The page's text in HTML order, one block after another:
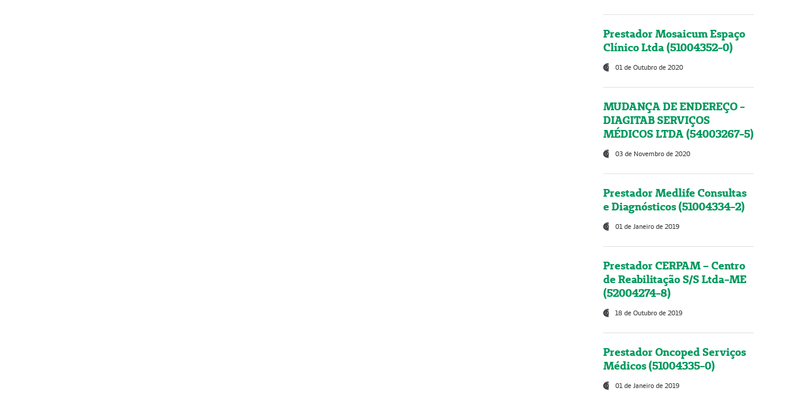
Prestador Mosaicum Espaço
Clínico Ltda (51004352-0)
01 de Outubro de 2020
MUDANÇA DE ENDEREÇO -
DIAGITAB SERVIÇOS
MÉDICOS LTDA (54003267-5)
03 de Novembro de 2020
Prestador Medlife Consultas
e Diagnósticos (51004334-2)
01 de Janeiro de 2019
Prestador CERPAM – Centro
de Reabilitação S/S Ltda-ME
(52004274-8)
18 de Outubro de 2019
Prestador Oncoped Serviços
Médicos (51004335-0)
01 de Janeiro de 2019